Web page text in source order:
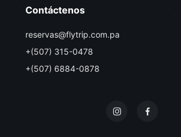
Contáctenos
reservas@flytrip.com.pa
+(507) 315-0478
+(507) 6884-0878